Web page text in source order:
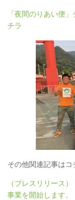
「夜間のりあい便
チラ
その他関連記事は
（プレスリリース
事業を開始します。